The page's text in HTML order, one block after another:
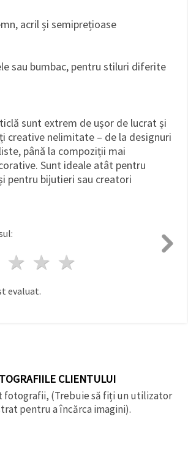
acril și semiprețioase
sau bumbac, pentru stiluri diferite
sunt extrem de ușor de lucrat și
creative nelimitate – de la designuri
până la compoziții mai
Sunt ideale atât pentru
pentru bijutieri sau creatori
4 stele
3 stele
2 stele
evaluat.
CLIENTULUI
fotografii, (Trebuie să fiți un utilizator
pentru a încărca imagini).